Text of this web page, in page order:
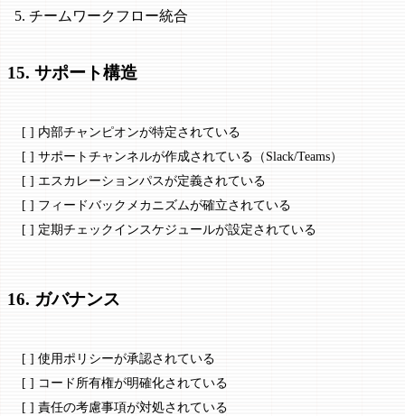
チームワークフロー統合
15. サポート構造
[ ] 内部チャンピオンが特定されている
[ ] サポートチャンネルが作成されている（Slack/Teams）
[ ] エスカレーションパスが定義されている
[ ] フィードバックメカニズムが確立されている
[ ] 定期チェックインスケジュールが設定されている
16. ガバナンス
[ ] 使用ポリシーが承認されている
[ ] コード所有権が明確化されている
[ ] 責任の考慮事項が対処されている